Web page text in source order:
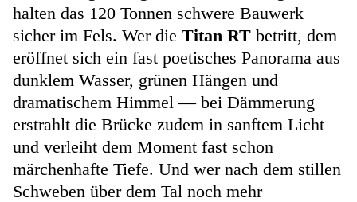
halten das 120 Tonnen schwere Bauwerk
sicher im Fels. Wer die Titan RT betritt, dem
eröffnet sich ein fast poetisches Panorama aus
dunklem Wasser, grünen Hängen und
dramatischem Himmel — bei Dämmerung
erstrahlt die Brücke zudem in sanftem Licht
und verleiht dem Moment fast schon
märchenhafte Tiefe. Und wer nach dem stillen
Schweben über dem Tal noch mehr